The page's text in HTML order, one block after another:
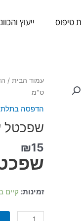
טיפוס ייעוץ
עמוד הבית/
ס"מ
הדפסה
שפכטל
₪15
שפכטל
זמינות: קיים
כמות
של
ראש
5
ס"מ